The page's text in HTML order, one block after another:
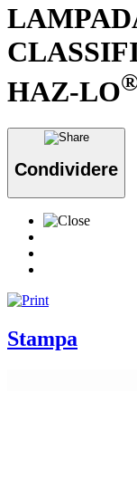
HAZ-LO
Condividere
Stampa